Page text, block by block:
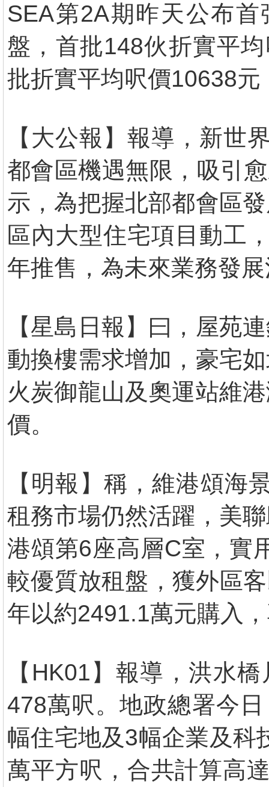
SEA第2A期昨天公布
盤，首批148伙折實平
批折實平均呎價10638
【大公報】報導，新世
都會區機遇無限，吸引
示，為把握北部都會區
區內大型住宅項目動工
年推售，為未來業務發
【星島日報】曰，屋苑
動換樓需求增加，豪宅
火炭御龍山及奧運站維
價。
【明報】稱，維港頌海
租務市場仍然活躍，美
港頌第6座高層C室，實
較優質放租盤，獲外區
年以約2491.1萬元購入
【HK01】報導，洪水
478萬呎。地政總署今
幅住宅地及3幅企業及科
萬平方呎，合共計算高